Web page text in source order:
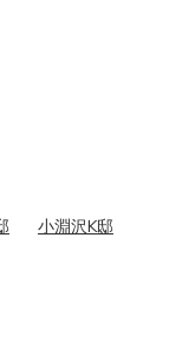
小淵沢K邸